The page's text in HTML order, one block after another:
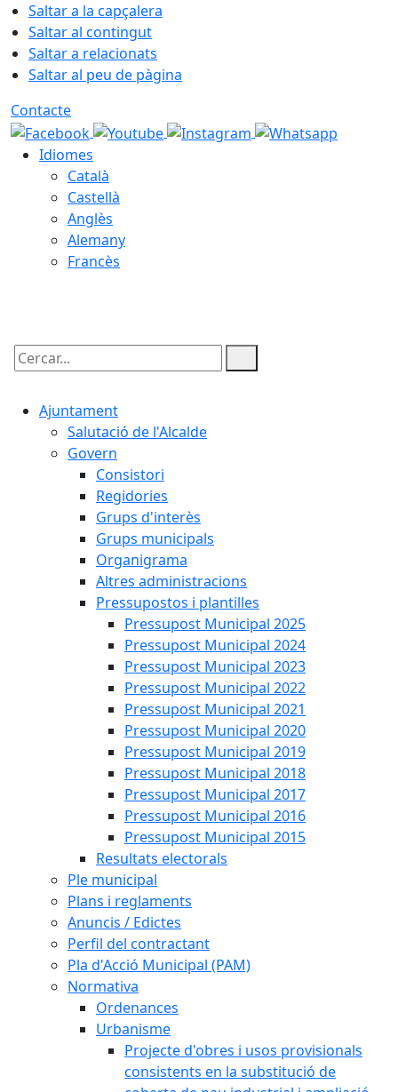
Saltar a la capçalera
Saltar al contingut
Saltar a relacionats
Saltar al peu de pàgina
Contacte
Idiomes
Català
Castellà
Anglès
Alemany
Francès
Cercar:
Ajuntament
Salutació de l'Alcalde
Govern
Consistori
Regidories
Grups d'interès
Grups municipals
Organigrama
Altres administracions
Pressupostos i plantilles
Pressupost Municipal 2025
Pressupost Municipal 2024
Pressupost Municipal 2023
Pressupost Municipal 2022
Pressupost Municipal 2021
Pressupost Municipal 2020
Pressupost Municipal 2019
Pressupost Municipal 2018
Pressupost Municipal 2017
Pressupost Municipal 2016
Pressupost Municipal 2015
Resultats electorals
Ple municipal
Plans i reglaments
Anuncis / Edictes
Perfil del contractant
Pla d'Acció Municipal (PAM)
Normativa
Ordenances
Urbanisme
Projecte d'obres i usos provisionals
consistents en la substitució de